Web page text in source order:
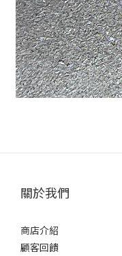
關於我們
商店介紹
顧客回饋